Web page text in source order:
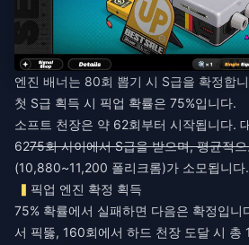
엔진 배너는 80회 뽑기 시 S급을 확정합
첫 S급 획득 시 픽업 확률은 75%입니다.
소프트 천장은 약 62회부터 시작됩니다.
6275회 사이에서 S급을 받으며, 평균적
(10,880~11,200 폴리크롬)가 소모됩니다.
픽업 엔진 확정 획득
75% 확률에서 실패하면 다음은 확정입니
서 픽뚫, 160회에서 하드 천장 도달 시